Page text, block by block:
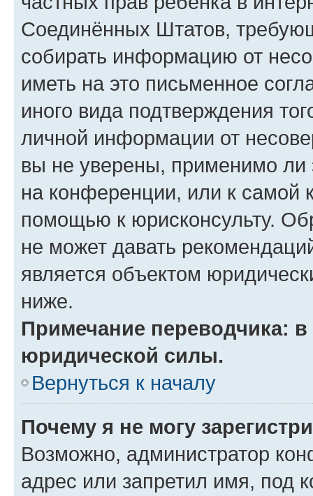
Соединённых Штатов,
собирать информацию от
иметь на это письменное
иного вида подтверждения
личной информации от
вы не уверены, применимо ли
на конференции, или к самой
помощью к юрисконсульту.
не может давать
является объектом
ниже.
Примечание переводчика:
юридической силы.
Вернуться к началу
Почему я не могу
Возможно, администратор
адрес или запретил имя, под